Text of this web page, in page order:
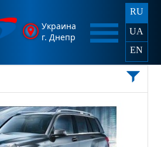
Украина
г. Днепр
RU
UA
EN